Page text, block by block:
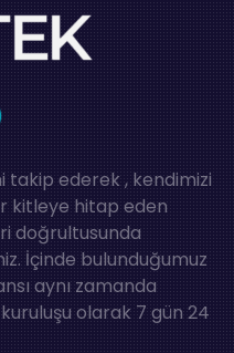
takip ederek , kendimizi
kitleye hitap eden
doğrultusunda
İçinde bulunduğumuz
aynı zamanda
olarak 7 gün 24